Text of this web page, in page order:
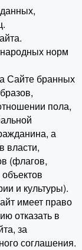
норм
Сайте бранных
пола,
а
власти,
(флагов,
и культуры).
имеет право
отказать в
за
соглашения.